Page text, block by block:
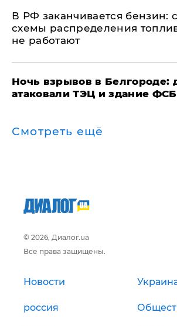
​В РФ заканчивается бензин:
схемы распределения
не работают
​Ночь взрывов в Белгороде:
атаковали ТЭЦ и здание ФСБ
Смотреть ещё
© 2026, Диалог.ua
Все права защищены.
Новости
россия